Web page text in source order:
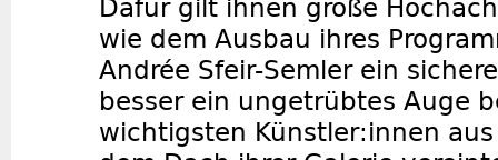
Dafür gilt ihnen große
wie dem Ausbau ihres
Andrée Sfeir-Semler ein
besser ein ungetrübtes Auge
wichtigsten Künstler:innen